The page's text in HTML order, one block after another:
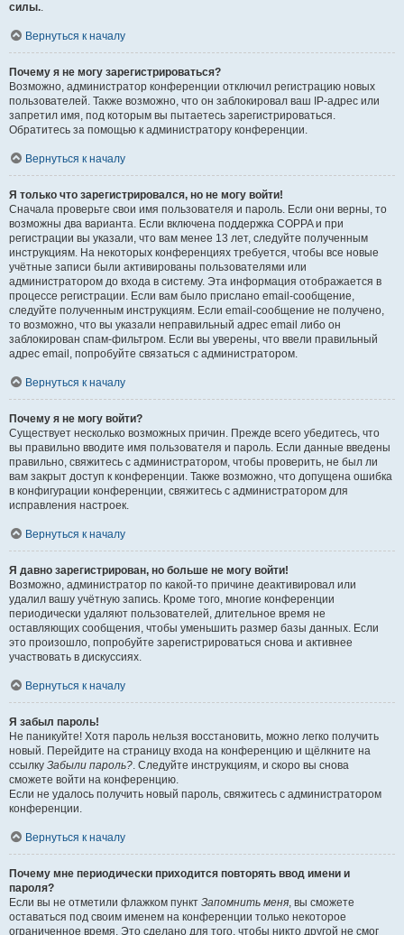
силы..
Вернуться к началу
Почему я не могу зарегистрироваться?
Возможно, администратор конференции отключил регистрацию новых
пользователей. Также возможно, что он заблокировал ваш IP-адрес или
запретил имя, под которым вы пытаетесь зарегистрироваться.
Обратитесь за помощью к администратору конференции.
Вернуться к началу
Я только что зарегистрировался, но не могу войти!
Сначала проверьте свои имя пользователя и пароль. Если они верны, то
возможны два варианта. Если включена поддержка COPPA и при
регистрации вы указали, что вам менее 13 лет, следуйте полученным
инструкциям. На некоторых конференциях требуется, чтобы все новые
учётные записи были активированы пользователями или
администратором до входа в систему. Эта информация отображается в
процессе регистрации. Если вам было прислано email-сообщение,
следуйте полученным инструкциям. Если email-сообщение не получено,
то возможно, что вы указали неправильный адрес email либо он
заблокирован спам-фильтром. Если вы уверены, что ввели правильный
адрес email, попробуйте связаться с администратором.
Вернуться к началу
Почему я не могу войти?
Существует несколько возможных причин. Прежде всего убедитесь, что
вы правильно вводите имя пользователя и пароль. Если данные введены
правильно, свяжитесь с администратором, чтобы проверить, не был ли
вам закрыт доступ к конференции. Также возможно, что допущена ошибка
в конфигурации конференции, свяжитесь с администратором для
исправления настроек.
Вернуться к началу
Я давно зарегистрирован, но больше не могу войти!
Возможно, администратор по какой-то причине деактивировал или
удалил вашу учётную запись. Кроме того, многие конференции
периодически удаляют пользователей, длительное время не
оставляющих сообщения, чтобы уменьшить размер базы данных. Если
это произошло, попробуйте зарегистрироваться снова и активнее
участвовать в дискуссиях.
Вернуться к началу
Я забыл пароль!
Не паникуйте! Хотя пароль нельзя восстановить, можно легко получить
новый. Перейдите на страницу входа на конференцию и щёлкните на
ссылку Забыли пароль?. Следуйте инструкциям, и скоро вы снова
сможете войти на конференцию.
Если не удалось получить новый пароль, свяжитесь с администратором
конференции.
Вернуться к началу
Почему мне периодически приходится повторять ввод имени и
пароля?
Если вы не отметили флажком пункт Запомнить меня, вы сможете
оставаться под своим именем на конференции только некоторое
ограниченное время. Это сделано для того, чтобы никто другой не смог